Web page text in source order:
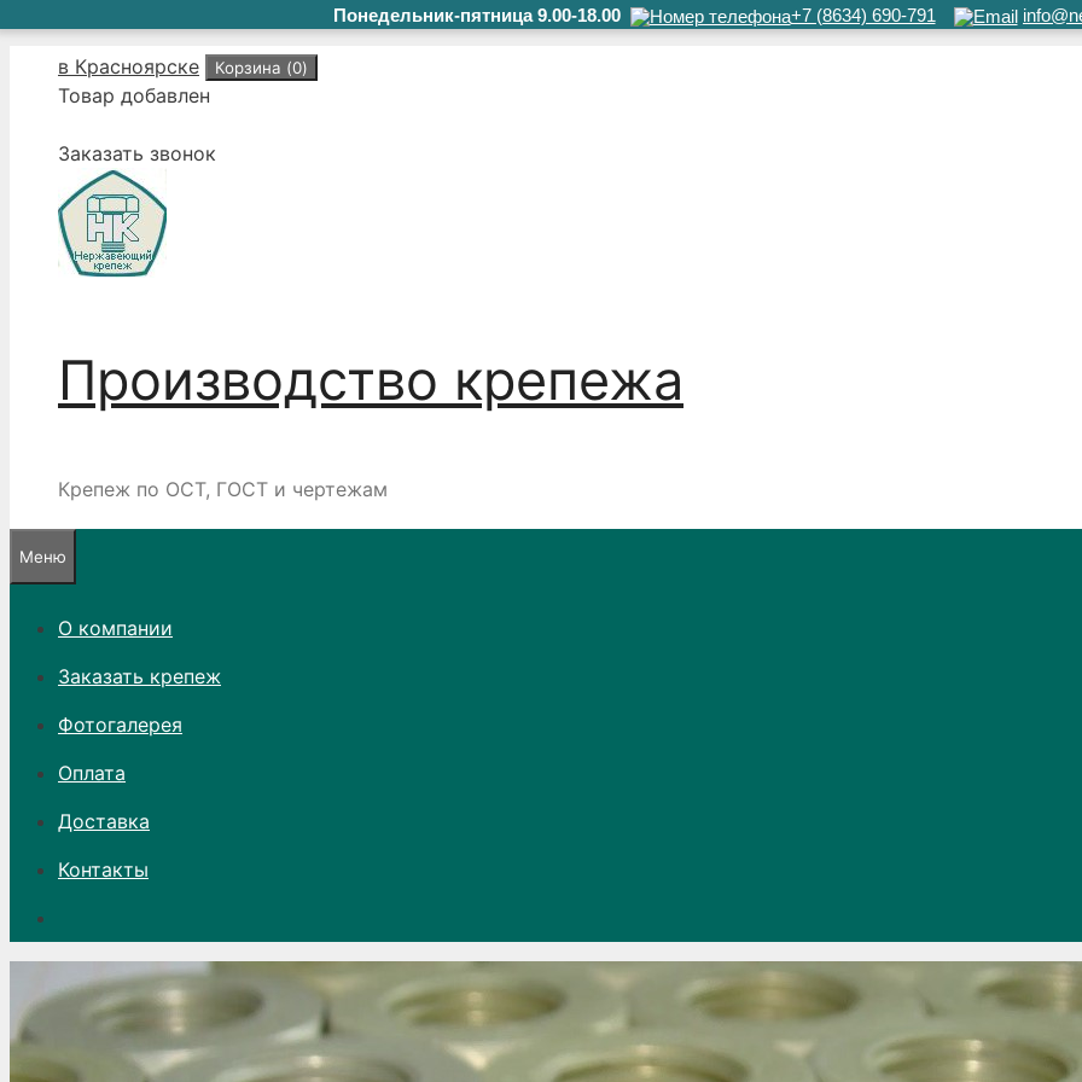
Понедельник-пятница 9.00-18.00 +7 (8634) 690-791
Перейтив Красноярске Корзина (0)
Товар добавлен
Заказать звонок
Производство крепежа
Крепеж по ОСТ, ГОСТ и чертежам
Меню
О компании
Заказать крепеж
Фотогалерея
Оплата
Доставка
Контакты